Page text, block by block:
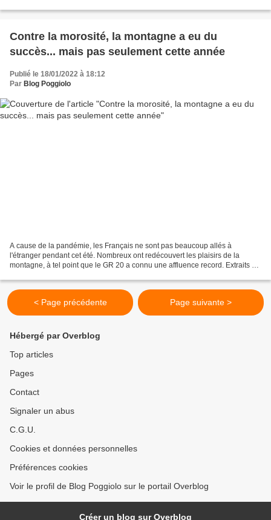
Contre la morosité, la montagne a eu du
succès... mais pas seulement cette année
Publié le 18/01/2022 à 18:12
Par Blog Poggiolo
A cause de la pandémie, les Français ne sont pas beaucoup allés à
l'étranger pendant cet été. Nombreux ont redécouvert les plaisirs de la
montagne, à tel point que le GR 20 a connu une affluence record. Extraits de
< Page précédente Page suivante >
Hébergé par Overblog
Top articles
Pages
Contact
Signaler un abus
C.G.U.
Cookies et données personnelles
Préférences cookies
Voir le profil de Blog Poggiolo sur le portail Overblog
Créer un blog sur Overblog